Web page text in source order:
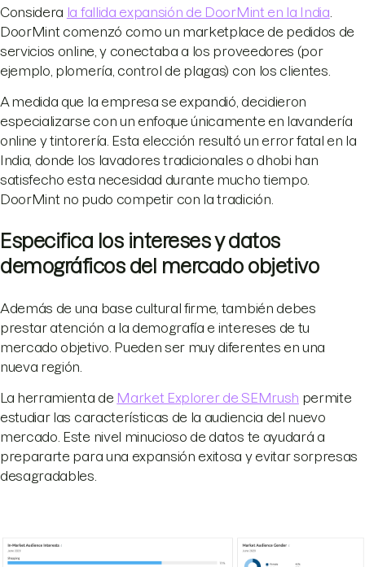
Considera la fallida expansión de DoorMint en la India
DoorMint comenzó como un marketplace de pedidos de
servicios online, y conectaba a los proveedores (por
ejemplo, plomería, control de plagas) con los clientes.
A medida que la empresa se expandió, decidieron
especializarse con un enfoque únicamente en lavandería
online y tintorería. Esta elección resultó un error fatal en la
India, donde los lavadores tradicionales o dhobi han
satisfecho esta necesidad durante mucho tiempo.
DoorMint no pudo competir con la tradición.
Especifica los intereses y datos
demográficos del mercado objetivo
Además de una base cultural firme, también debes
prestar atención a la demografía e intereses de tu
mercado objetivo. Pueden ser muy diferentes en una
nueva región.
La herramienta de Market Explorer de SEMrush permite
estudiar las características de la audiencia del nuevo
mercado. Este nivel minucioso de datos te ayudará a
prepararte para una expansión exitosa y evitar sorpresas
desagradables.